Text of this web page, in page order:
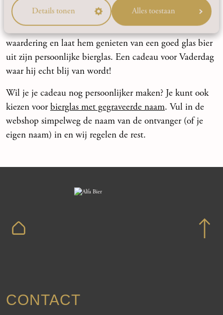
Details tonen Alles toestaan
een blijvend cadeau dat zijn rol als papa extra
benadrukt. Maak van elke borrel een moment van
waardering en laat hem genieten van een goed glas bier
uit zijn persoonlijke bierglas. Een cadeau voor Vaderdag
waar hij echt blij van wordt!
Wil je je cadeau nog persoonlijker maken? Je kunt ook
kiezen voorbierglas met gegraveerde naam. Vul in de
webshop simpelweg de naam van de ontvanger (of je
eigen naam) in en wij regelen de rest.
CONTACT